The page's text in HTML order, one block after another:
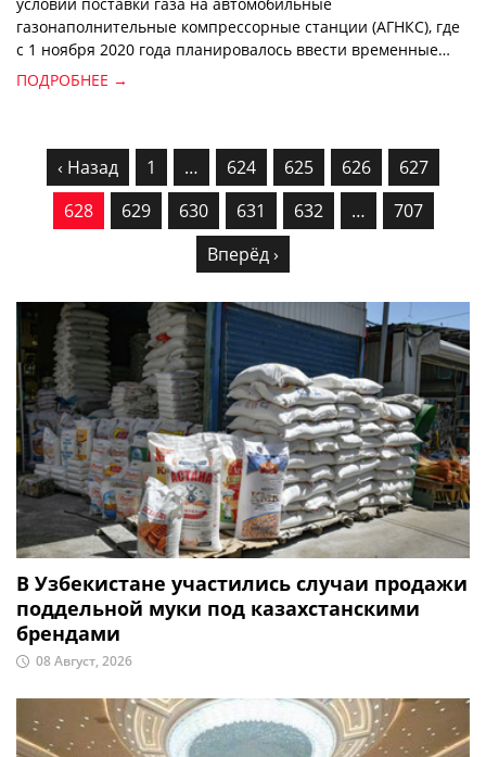
газонаполнительные компрессорные станции (АГНКС), где
с 1 ноября 2020 года планировалось ввести временные
ограничения.
ПОДРОБНЕЕ →
‹ Назад 1 … 624 625 626
627
628
629 630 631 632 …
707
Вперёд ›
В Узбекистане участились случаи продажи
поддельной муки под казахстанскими
брендами
08 Август, 2026